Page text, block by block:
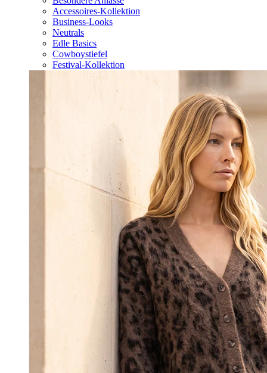
Accessoires-Kollektion
Business-Looks
Neutrals
Edle Basics
Cowboystiefel
Festival-Kollektion